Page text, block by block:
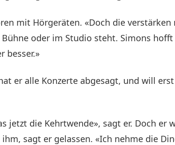
mit Hörgeräten. «Doch die
oder im Studio steht. Simons
besser.»
er alle Konzerte abgesagt, und will
jetzt die Kehrtwende», sagt er. Doch
sagt er gelassen. «Ich nehme die